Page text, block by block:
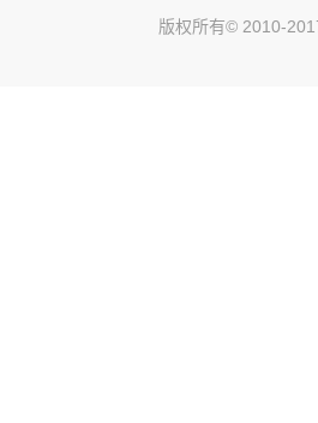
版权所有© 2010-